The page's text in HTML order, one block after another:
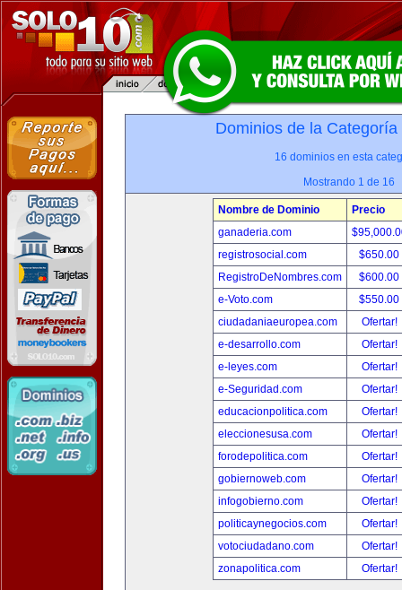
Dominios de la
16 dominios en esta
Mostrando 1 de 16
Nombre de Dominio
Precio
ganaderia.com
registrosocial.com
$650.00
RegistroDeNombres.com
$600.00
e-Voto.com
$550.00
ciudadaniaeuropea.com
Ofertar!
e-desarrollo.com
Ofertar!
e-leyes.com
Ofertar!
e-Seguridad.com
Ofertar!
educacionpolitica.com
Ofertar!
eleccionesusa.com
Ofertar!
forodepolitica.com
Ofertar!
gobiernoweb.com
Ofertar!
infogobierno.com
Ofertar!
politicaynegocios.com
Ofertar!
votociudadano.com
Ofertar!
zonapolitica.com
Ofertar!